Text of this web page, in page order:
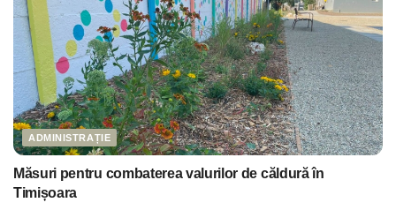
ADMINISTRAȚIE
Măsuri pentru combaterea valurilor de căldură în
Timișoara